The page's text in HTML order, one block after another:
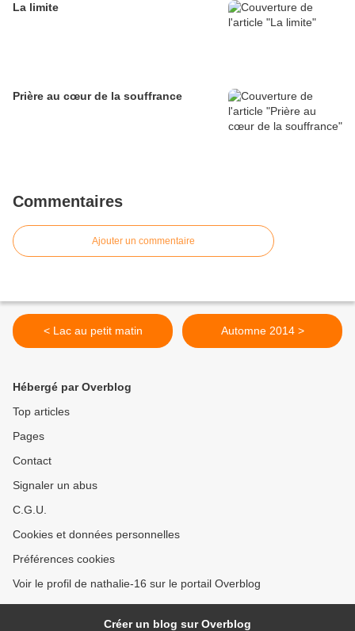
La limite
Prière au cœur de la souffrance
Commentaires
Ajouter un commentaire
< Lac au petit matin Automne 2014 >
Hébergé par Overblog
Top articles
Pages
Contact
Signaler un abus
C.G.U.
Cookies et données personnelles
Préférences cookies
Voir le profil de nathalie-16 sur le portail Overblog
Créer un blog sur Overblog